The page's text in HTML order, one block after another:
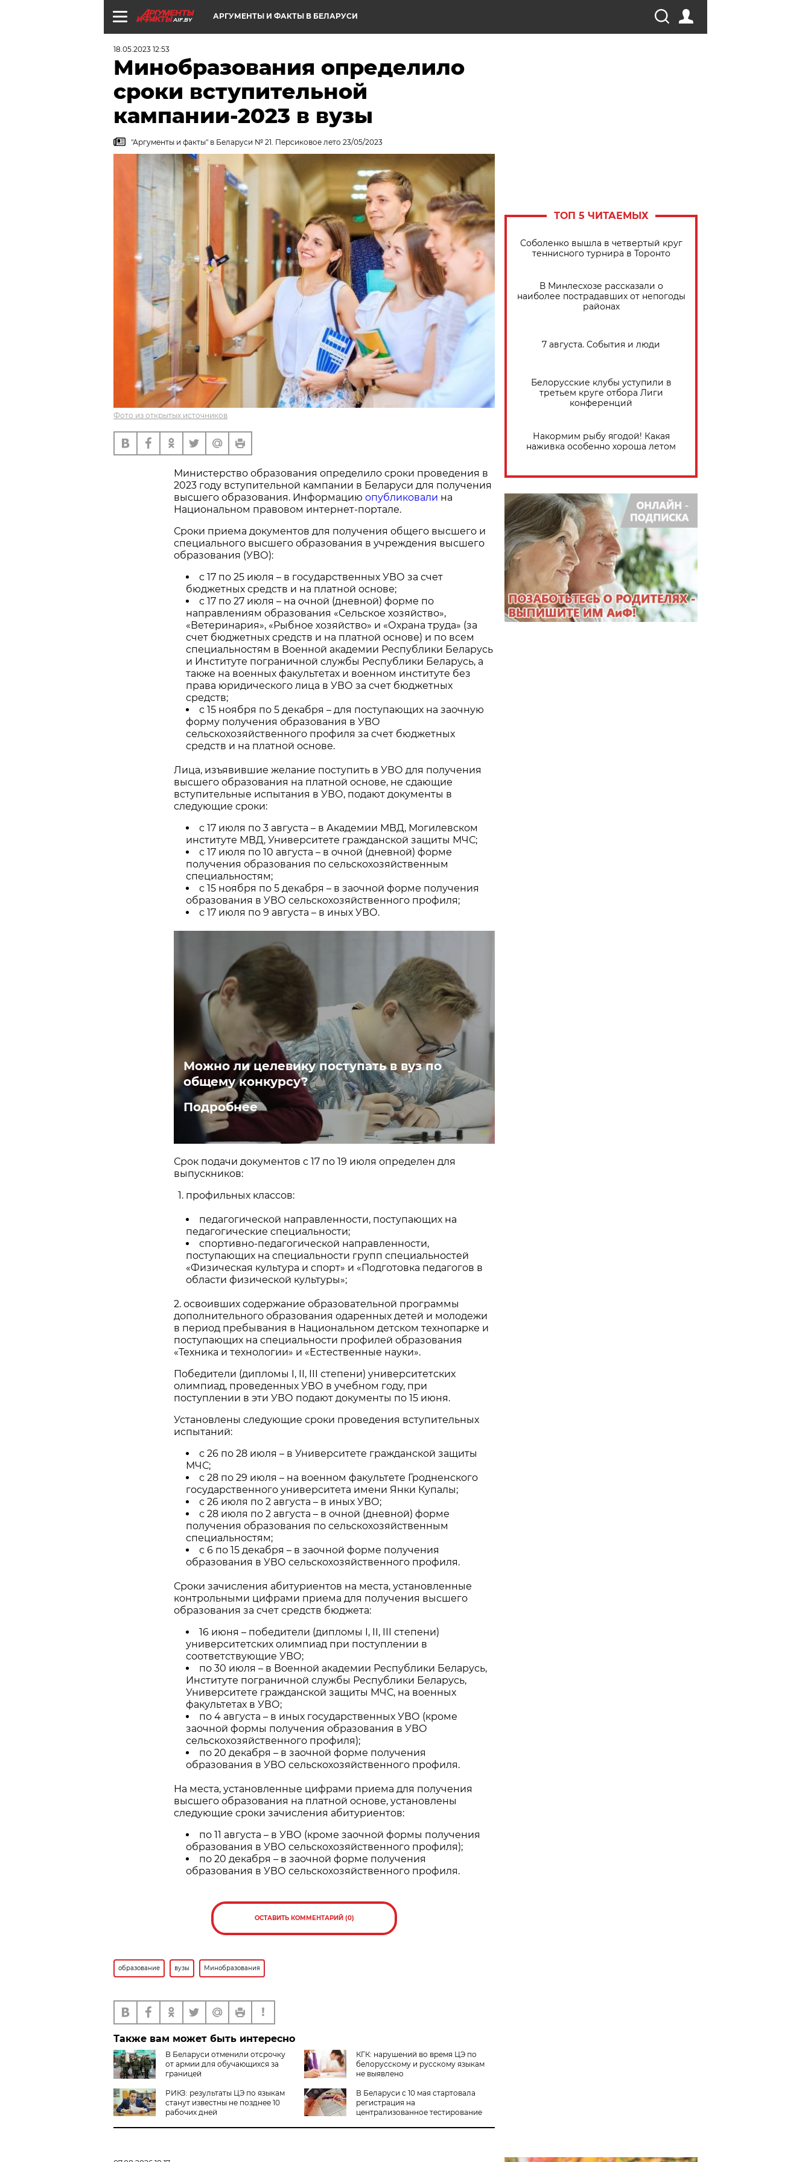
AIF.BY АРГУМЕНТЫ И ФАКТЫ В БЕЛАРУСИ
18.05.2023 12:53
Минобразования определило
сроки вступительной
кампании-2023 в вузы
"Аргументы и факты" в Беларуси № 21. Персиковое лето 23/05/2023
Фото из открытых источников
Министерство образования определило сроки проведения в
2023 году вступительной кампании в Беларуси для получения
высшего образования. Информацию опубликовали на
Национальном правовом интернет-портале.
Сроки приема документов для получения общего высшего и
специального высшего образования в учреждения высшего
образования (УВО):
с 17 по 25 июля – в государственных УВО за счет
бюджетных средств и на платной основе;
с 17 по 27 июля – на очной (дневной) форме по
направлениям образования «Сельское хозяйство»,
«Ветеринария», «Рыбное хозяйство» и «Охрана труда» (за
счет бюджетных средств и на платной основе) и по всем
специальностям в Военной академии Республики Беларусь
и Институте пограничной службы Республики Беларусь, а
также на военных факультетах и военном институте без
права юридического лица в УВО за счет бюджетных
средств;
с 15 ноября по 5 декабря – для поступающих на заочную
форму получения образования в УВО
сельскохозяйственного профиля за счет бюджетных
средств и на платной основе.
Лица, изъявившие желание поступить в УВО для получения
высшего образования на платной основе, не сдающие
вступительные испытания в УВО, подают документы в
следующие сроки:
с 17 июля по 3 августа – в Академии МВД, Могилевском
институте МВД, Университете гражданской защиты МЧС;
с 17 июля по 10 августа – в очной (дневной) форме
получения образования по сельскохозяйственным
специальностям;
с 15 ноября по 5 декабря – в заочной форме получения
образования в УВО сельскохозяйственного профиля;
с 17 июля по 9 августа – в иных УВО.
Можно ли целевику поступать в вуз по
общему конкурсу?
Подробнее
Срок подачи документов с 17 по 19 июля определен для
выпускников:
профильных классов:
педагогической направленности, поступающих на
педагогические специальности;
спортивно-педагогической направленности,
поступающих на специальности групп специальностей
«Физическая культура и спорт» и «Подготовка педагогов в
области физической культуры»;
2. освоивших содержание образовательной программы
дополнительного образования одаренных детей и молодежи
в период пребывания в Национальном детском технопарке и
поступающих на специальности профилей образования
«Техника и технологии» и «Естественные науки».
Победители (дипломы I, II, III степени) университетских
олимпиад, проведенных УВО в учебном году, при
поступлении в эти УВО подают документы по 15 июня.
Установлены следующие сроки проведения вступительных
испытаний:
с 26 по 28 июля – в Университете гражданской защиты
МЧС;
с 28 по 29 июля – на военном факультете Гродненского
государственного университета имени Янки Купалы;
с 26 июля по 2 августа – в иных УВО;
с 28 июля по 2 августа – в очной (дневной) форме
получения образования по сельскохозяйственным
специальностям;
с 6 по 15 декабря – в заочной форме получения
образования в УВО сельскохозяйственного профиля.
Сроки зачисления абитуриентов на места, установленные
контрольными цифрами приема для получения высшего
образования за счет средств бюджета:
16 июня – победители (дипломы I, II, III степени)
университетских олимпиад при поступлении в
соответствующие УВО;
по 30 июля – в Военной академии Республики Беларусь,
Институте пограничной службы Республики Беларусь,
Университете гражданской защиты МЧС, на военных
факультетах в УВО;
по 4 августа – в иных государственных УВО (кроме
заочной формы получения образования в УВО
сельскохозяйственного профиля);
по 20 декабря – в заочной форме получения
образования в УВО сельскохозяйственного профиля.
На места, установленные цифрами приема для получения
высшего образования на платной основе, установлены
следующие сроки зачисления абитуриентов:
по 11 августа – в УВО (кроме заочной формы получения
образования в УВО сельскохозяйственного профиля);
по 20 декабря – в заочной форме получения
образования в УВО сельскохозяйственного профиля.
ОСТАВИТЬ КОММЕНТАРИЙ (0)
образование вузы Минобразования
Также вам может быть интересно
В Беларуси отменили отсрочку
от армии для обучающихся за
границей
КГК: нарушений во время ЦЭ по
белорусскому и русскому языкам
не выявлено
РИКЗ: результаты ЦЭ по языкам
станут известны не позднее 10
рабочих дней
В Беларуси с 10 мая стартовала
регистрация на
централизованное тестирование
ТОП 5 ЧИТАЕМЫХ
Соболенко вышла в четвертый круг
теннисного турнира в Торонто
В Минлесхозе рассказали о
наиболее пострадавших от непогоды
районах
7 августа. События и люди
Белорусские клубы уступили в
третьем круге отбора Лиги
конференций
Накормим рыбу ягодой! Какая
наживка особенно хороша летом